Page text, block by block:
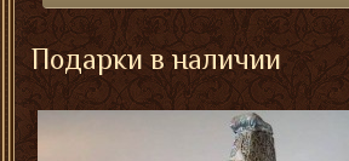
Подарки в наличии